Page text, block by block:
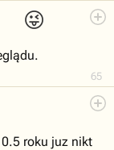
😜
65
roku juz nikt